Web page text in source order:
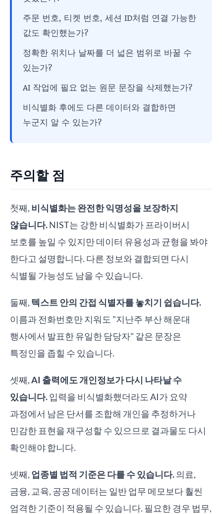
주문 번호, 티켓 번호, 세션 ID처럼 연결 가능한
값도 확인했는가?
정확한 위치나 날짜를 더 넓은 범위로 바꿀 수
있는가?
AI 작업에 필요 없는 원문 문장을 삭제했는가?
비식별화 후에도 다른 데이터와 결합하면
누군지 알 수 있는가?
주의할 점
첫째, 비식별화는 완전한 익명성을 보장하지
않습니다.NIST는 강한 비식별화가 프라이버시
보호를 높일 수 있지만 데이터 유용성과 균형을 봐야
한다고 설명합니다. 다른 정보와 결합되면 다시
식별될 가능성도 남을 수 있습니다.
둘째, 텍스트 안의 간접 식별자를 놓치기 쉽습니다.
이름과 전화번호만 지워도 "지난주 부산 해운대
행사에서 발표한 유일한 담당자" 같은 문장은
특정인을 좁힐 수 있습니다.
셋째,AI 출력에도 개인정보가 다시 나타날 수
있습니다.입력을 비식별화했더라도 AI가 요약
과정에서 남은 단서를 조합해 개인을 추정하거나
민감한 표현을 재구성할 수 있으므로 결과물도 다시
확인해야 합니다.
넷째, 업종별 법적 기준은 다를 수 있습니다.의료,
금융, 교육, 공공 데이터는 일반 업무 메모보다 훨씬
엄격한 기준이 적용될 수 있습니다. 필요한 경우 법무,